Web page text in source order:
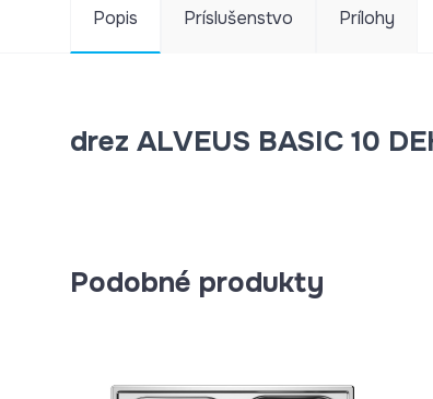
Popis Príslušenstvo Prílohy
drez ALVEUS BASIC 10
Podobné produkty